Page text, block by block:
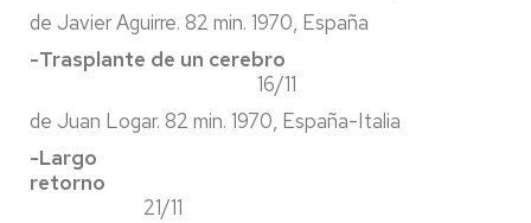
de Javier Aguirre. 82 min. 1970, España
-Trasplante de un cerebro
16/11
de Juan Logar. 82 min. 1970, España-Italia
-Largo
retorno
21/11